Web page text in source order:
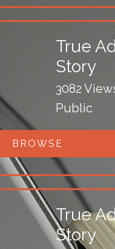
True
Story
3082
Public
BROWSE
True
Story